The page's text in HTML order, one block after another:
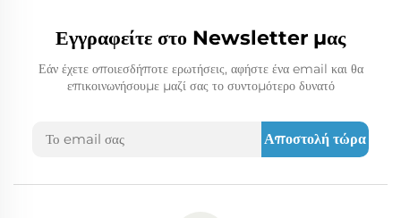
Εγγραφείτε στο Newsletter μας
Εάν έχετε οποιεσδήποτε ερωτήσεις, αφήστε ένα email και θα
επικοινωνήσουμε μαζί σας το συντομότερο δυνατό
Αποστολή τώρα